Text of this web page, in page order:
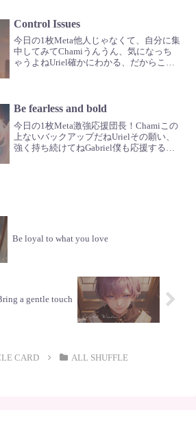
Control Issues
今日の1枚Meta他人じゃなくて、自分に集
中してみてChamiうんうん、気になっち
ゃうよねUriel確かにわかる、だからこそ
Be fearless and bold
今日の1枚Meta激強応援団長！Chamiこの
上ないバックアップだねUrielその願い、
強く持ち続けてねGabriel僕も応援するね
Be loyal to what you love
a gentle touch
CARD ALL SHUFFLE